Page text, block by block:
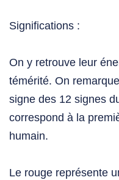
Significations :
On y retrouve leur
témérité. On
signe des 12 signes
correspond à la
humain.
Le rouge représente